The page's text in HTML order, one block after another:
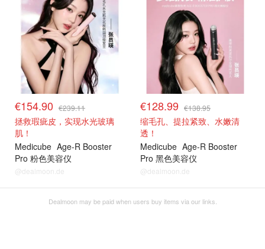
€154.90 €239.11
拯救瑕疵皮，实现水光玻璃
肌！
Medicube Age-R Booster
Pro 粉色美容仪
@dealmoon.de
€128.99 €138.95
缩毛孔、提拉紧致、水嫩清
透！
Medicube Age-R Booster
Pro 黑色美容仪
@dealmoon.de
Dealmoon may be paid when users buy items via our links.